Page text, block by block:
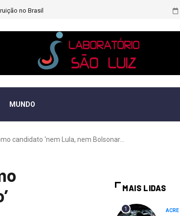
no Brasil
MUNDO
candidato ‘nem Lula, nem Bolsonar...
MAIS LIDAS
1 ACRE